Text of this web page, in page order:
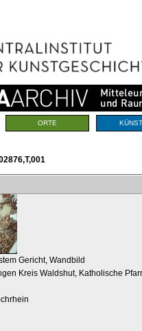
ORTE
Gericht, Wandbild
Kreis Waldshut, Katholische